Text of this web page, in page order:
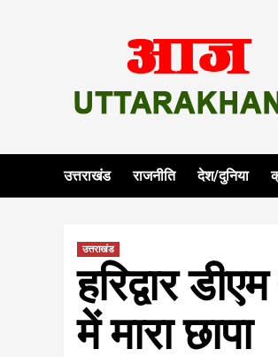
उत्तराखंड राजनीति देश/दुनिया
उत्तराखंड
हरिद्वार
में मारा छापा